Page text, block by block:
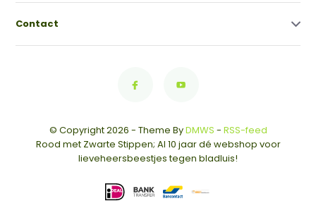
Contact
© Copyright 2026 - Theme ByDMWS - RSS-feed
Rood met Zwarte Stippen; Al 10 jaar dé webshop voor
lieveheersbeestjes tegen bladluis!